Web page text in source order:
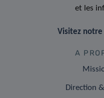
et les
Visitez notre
A
Direction